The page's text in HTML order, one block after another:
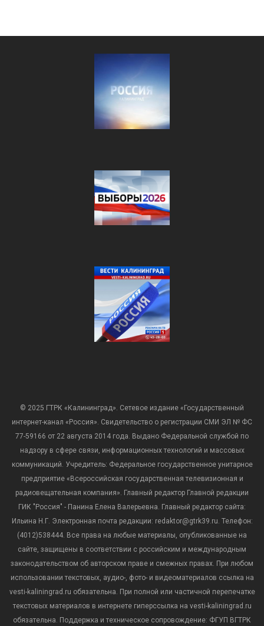
© 2025 ГТРК «Калининград». Сетевое издание «Государственный
интернет-канал «Россия». Свидетельство о регистрации СМИ ЭЛ № ФС
77-59166 от 22 августа 2014 года. Выдано Федеральной службой по
надзору в сфере связи, информационных технологий и массовых
коммуникаций. Учредитель: Федеральное государственное унитарное
предприятие «Всероссийская государственная телевизионная и
радиовещательная компания». Главный редактор Главной редакции
ГИК "Россия" - Панина Елена Валерьевна. Главный редактор сайта:
Ильина Н.Г. Электронная почта редакции: redaktor@gtrk39.ru. Телефон:
(4012)538444. Все права на любые материалы, опубликованные на
сайте, защищены в соответствии с российским и международным
законодательством об авторском праве и смежных правах. При любом
использовании текстовых, аудио-, фото- и видеоматериалов ссылка на
vesti-kaliningrad.ru обязательна. При полной или частичной перепечатке
текстовых материалов в интернете гиперссылка на vesti-kaliningrad.ru
обязательна. Поддержка и техническое сопровождение: ФГУП ВГТРК